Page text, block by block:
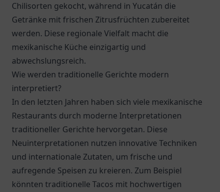
Chilisorten gekocht, während in Yucatán die
Getränke mit frischen Zitrusfrüchten zubereitet
werden. Diese regionale Vielfalt macht die
mexikanische Küche einzigartig und
abwechslungsreich.
Wie werden traditionelle Gerichte modern
interpretiert?
In den letzten Jahren haben sich viele mexikanische
Restaurants durch moderne Interpretationen
traditioneller Gerichte hervorgetan. Diese
Neuinterpretationen nutzen innovative Techniken
und internationale Zutaten, um frische und
aufregende Speisen zu kreieren. Zum Beispiel
könnten traditionelle Tacos mit hochwertigen